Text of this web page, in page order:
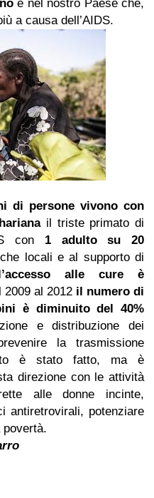
è nel nostro Paese che,
a causa dell’AIDS.
di persone vivono con
il triste primato di
con 1 adulto su 20
locali e al supporto di
alle cure è
2009 al 2012 il numero di
è diminuito del 40%
e distribuzione dei
la trasmissione
è stato fatto, ma è
direzione con le attività
alle donne incinte,
antiretrovirali, potenziare
povertà.